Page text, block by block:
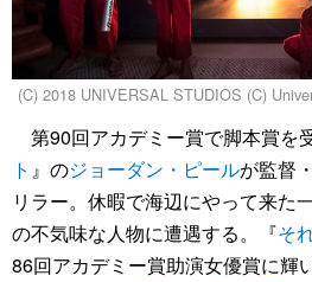
(C) 2018 UNIVERSAL STUDIOS (C)
第90回アカデミー賞で脚本賞を
ト 』のジョーダン・ピールが監督
リラー。休暇で海辺にやって来た
の不気味な人物に遭遇する。『そ
86回アカデミー賞助演女優賞に輝